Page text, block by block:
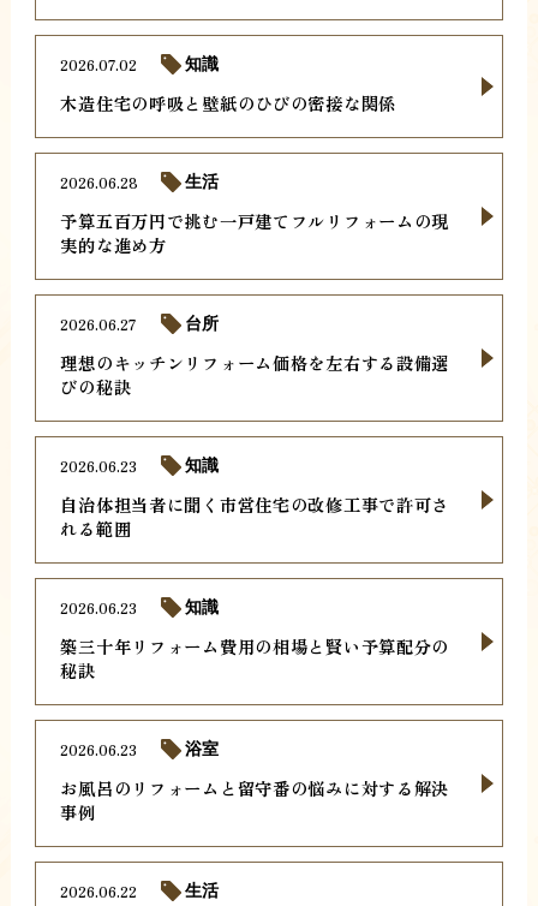
木造住宅の呼吸と壁紙のひびの密接な関係
2026.07.02 知識
予算五百万円で挑む一戸建てフルリフォームの現
実的な進め方
2026.06.28 生活
理想のキッチンリフォーム価格を左右する設備選
びの秘訣
2026.06.27 台所
自治体担当者に聞く市営住宅の改修工事で許可さ
れる範囲
2026.06.23 知識
築三十年リフォーム費用の相場と賢い予算配分の
秘訣
2026.06.23 知識
お風呂のリフォームと留守番の悩みに対する解決
事例
2026.06.23 浴室
2026.06.22 生活